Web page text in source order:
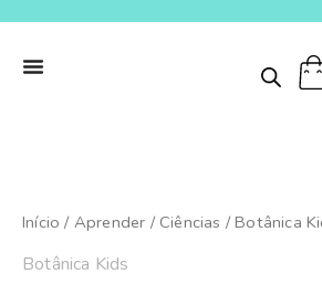
Início / Aprender / Ciências /Botânica
Botânica Kids
por